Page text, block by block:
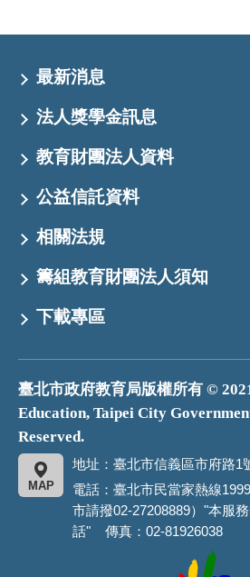
最新消息
法人獎學金訊息
教育財團法人資料
公益信託資料
相關法規
籌組教育財團法人須知
下載專區
臺北市政府教育局版權所有 ©
Education, Taipei City
Reserved.
地址：臺北市信義區市府路1
MAP
電話：臺北市民當家熱線
市請撥02-27208889）"本服
話" 傳真：02-81926038
市